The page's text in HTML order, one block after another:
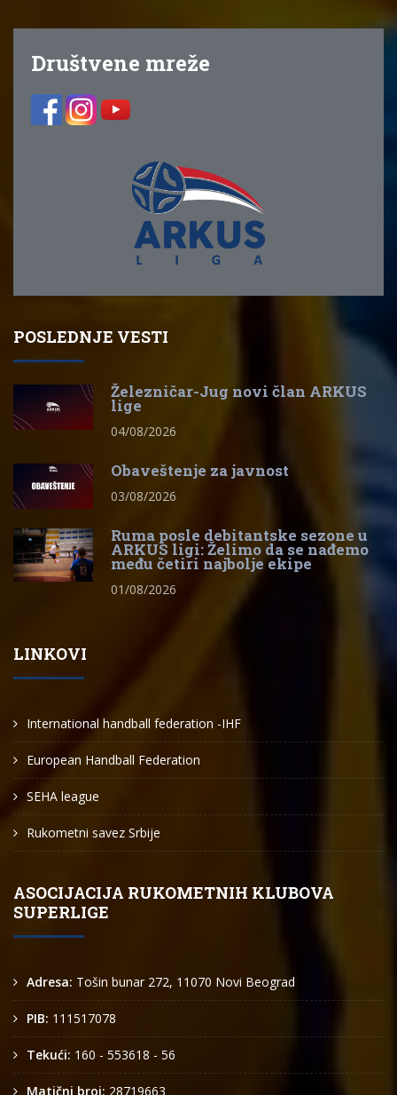
Društvene mreže
POSLEDNJE VESTI
Železničar-Jug novi član ARKUS
lige
04/08/2026
Obaveštenje za javnost
03/08/2026
Ruma posle debitantske sezone u
ARKUS ligi: Želimo da se nađemo
među četiri najbolje ekipe
01/08/2026
LINKOVI
International handball federation -IHF
European Handball Federation
SEHA league
Rukometni savez Srbije
ASOCIJACIJA RUKOMETNIH KLUBOVA
SUPERLIGE
Adresa: Tošin bunar 272, 11070 Novi Beograd
PIB: 111517078
Tekući: 160 - 553618 - 56
Matični broj: 28719663